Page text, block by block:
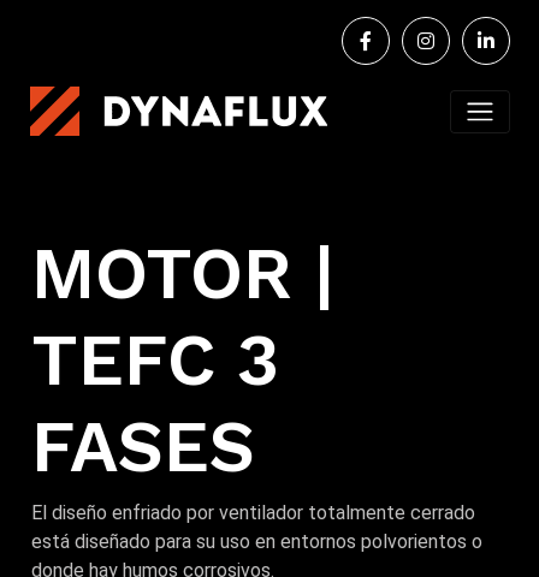
MOTOR |
TEFC 3
FASES
El diseño enfriado por ventilador totalmente cerrado
está diseñado para su uso en entornos polvorientos o
donde hay humos corrosivos.